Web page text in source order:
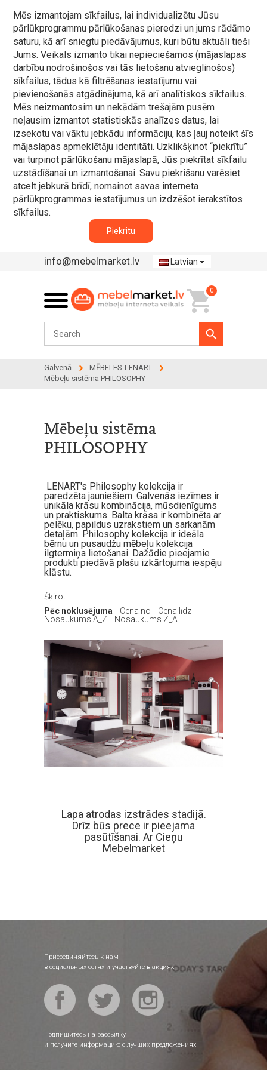
Mēs izmantojam sīkfailus, lai individualizētu Jūsu
pārlūkprogrammu pārlūkošanas pieredzi un jums rādāmo
saturu, kā arī sniegtu piedāvājumus, kuri būtu aktuāli tieši
Jums. Veikals izmanto tikai nepieciešamos (mājaslapas
darbību nodrošinošos vai tās lietošanu atvieglinošos)
sīkfailus, tādus kā filtrēšanas iestatījumu vai
pievienošanās atgādinājuma, kā arī analītiskos sīkfailus.
Mēs neizmantosim un nekādām trešajām pusēm
neļausim izmantot statistiskās analīzes datus, lai
izsekotu vai vāktu jebkādu informāciju, kas ļauj noteikt šīs
mājaslapas apmeklētāju identitāti. Uzklikšķinot “piekrītu”
vai turpinot pārlūkošanu mājaslapā, Jūs piekrītat sīkfailu
uzstādīšanai un izmantošanai. Savu piekrišanu varēsiet
atcelt jebkurā brīdī, nomainot savas interneta
pārlūkprogrammas iestatījumus un izdzēšot ierakstītos
sīkfailus.
Piekritu
info@mebelmarket.lv Latvian
0
Galvenā
MĒBELES-LENART
Mēbeļu sistēma PHILOSOPHY
Mēbeļu sistēma
PHILOSOPHY
LENART's Philosophy kolekcija ir
paredzēta jauniešiem. Galvenās iezīmes ir
unikāla krāsu kombinācija, mūsdienīgums
un praktiskums. Balta krāsa ir kombinēta ar
pelēku, papildus uzrakstiem un sarkanām
detaļām. Philosophy kolekcija ir ideāla
bērnu un pusaudžu mēbeļu kolekcija
ilgtermiņa lietošanai. Dažādie pieejamie
produkti piedāvā plašu izkārtojuma iespēju
klāstu.
Šķirot::
Pēc noklusējuma
Cena no
Cena līdz
Nosaukums A_Z
Nosaukums Z_A
Lapa atrodas izstrādes stadijā.
Drīz būs prece ir pieejama
pasūtīšanai. Ar Cieņu
Mebelmarket
Присоединяйтесь к нам
в социальных сетях и участвуйте в акциях
Подпишитесь на рассылку
и получите информацию о лучших предложениях